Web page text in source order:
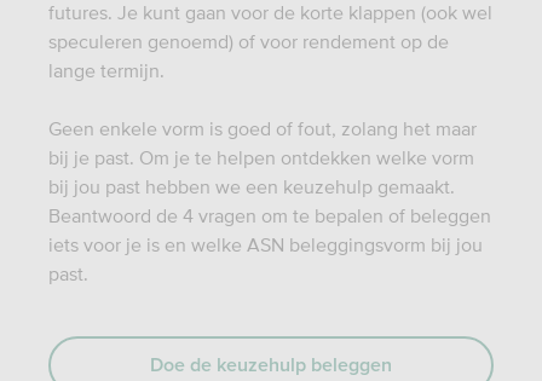
futures. Je kunt gaan voor de korte klappen (ook wel
speculeren genoemd) of voor rendement op de
lange termijn.
Geen enkele vorm is goed of fout, zolang het maar
bij je past. Om je te helpen ontdekken welke vorm
bij jou past hebben we een keuzehulp gemaakt.
Beantwoord de 4 vragen om te bepalen of beleggen
iets voor je is en welke ASN beleggingsvorm bij jou
past.
Doe de keuzehulp beleggen